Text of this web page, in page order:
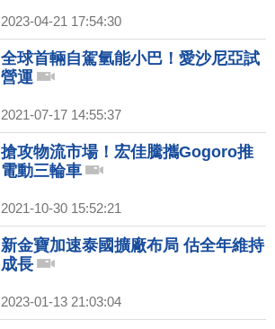
2023-04-21 17:54:30
全球首輛自駕氫能小巴！愛沙尼亞試
營運
2021-07-17 14:55:37
搶攻物流市場！宏佳騰攜Gogoro推
電動三輪車
2021-10-30 15:52:21
新金寶加速泰國擴廠布局 估全年維持
成長
2023-01-13 21:03:04